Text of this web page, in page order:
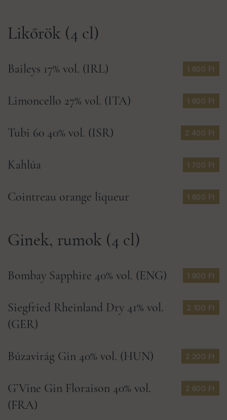
Likőrök (4 cl)
1 800 Ft
Baileys 17% vol. (IRL)
1 600 Ft
Limoncello 27% vol. (ITA)
2 400 Ft
Tubi 60 40% vol. (ISR)
1 700 Ft
Kahlúa
1 800 Ft
Cointreau orange liqueur
Ginek, rumok (4 cl)
1 900 Ft
Bombay Sapphire 40% vol. (ENG)
2 100 Ft
Siegfried Rheinland Dry 41% vol.
(GER)
2 200 Ft
Búzavirág Gin 40% vol. (HUN)
2 600 Ft
G’Vine Gin Floraison 40% vol.
(FRA)